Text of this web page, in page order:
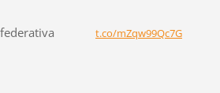
federativa t.co/mZqw99Qc7G